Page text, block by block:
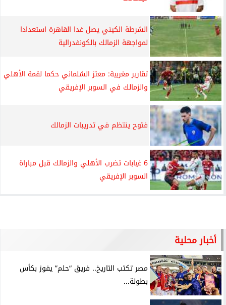
الشرطة الكيني يصل غدا القاهرة استعدادا
لمواجهة الزمالك بالكونفدرالية
تقارير مغربية: معتز الشلماني حكما لقمة الأهلي
والزمالك في السوبر الإفريقي
فتوح ينتظم في تدريبات الزمالك
6 غيابات تضرب الأهلي والزمالك قبل مباراة
السوبر الإفريقي
أخبار محلية
مصر تكتب التاريخ.. فريق “حلم” يفوز بكأس
بطولة...